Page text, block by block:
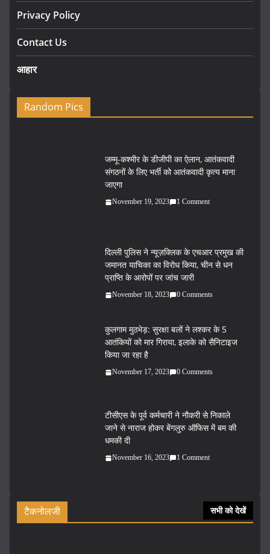
Privacy Policy
Contact Us
आहार
Random Pics
जम्मू-कश्मीर के डीजीपी का ऐलान, आतंकवादी
संगठनों के लिए भर्ती को आतंकवादी कृत्य माना
जाएगा
November 19, 2023 1 Comment
दिल्ली पुलिस ने न्यूज़क्लिक के एचआर प्रमुख की
जमानत याचिका का विरोध किया, चीन से धन
प्राप्ति के आरोपों पर जांच जारी
November 18, 2023 0 Comments
कुलगाम मुठभेड़: सुरक्षा बलों ने लश्कर के 5
आतंकियों को मार गिराया, इलाके को सैनिटाइज
किया जा रहा है
November 17, 2023 0 Comments
टीसीएस के पूर्व कर्मचारी ने नौकरी से निकाले
जाने से नाराज होकर बेंगलुरु ऑफिस में बम की
धमकी दी
November 16, 2023 1 Comment
टैकनोलजी सभी को देखें